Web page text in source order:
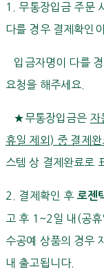
1. 무통장입금 주문
다를 경우 결제확인
입금자명이 다를
요청을 해주세요.
★무통장입금은 자
휴일 제외) 중 결제
스템 상 결제완료로
2. 결제확인 후 로젠
고 후 1~2일 내(공
수공예 상품의 경우
내 출고됩니다.